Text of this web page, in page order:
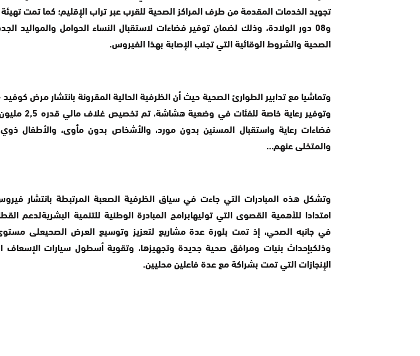
تجويد الخدمات المقدمة من طرف المراكز الصحية للقرب عبر تراب الإقليم؛ كما تمت تهيئة
و08 دور الولادة، وذلك لضمان توفير فضاءات لاستقبال النساء الحوامل والمواليد
الصحية والشروط الوقائية التي تجنب الإصابة بهذا الفيروس.
وتوفير رعاية خاصة
فضاءات رعاية واستقبال المسنين بدون مورد، والأشخاص بدون مأوى، والأطفال ذوي
والمتخلى عنهم…
وتشكل هذه المبادرات التي جاءت في سياق الظرفية الصعبة المرتبطة بانتشار
امتدادا للأهمية القصوى التي توليهابرامج المبادرة الوطنية للتنمية البشريةلدعم
في جانبه الصحي، إذ تمت بلورة عدة مشاريع لتعزيز وتوسيع العرض الصحيعلى
وذلكبإحداث بنيات ومرافق صحية جديدة وتجهيزها، وتقوية أسطول سيارات الإسعاف
الإنجازات التي تمت بشراكة مع عدة فاعلين محليين.